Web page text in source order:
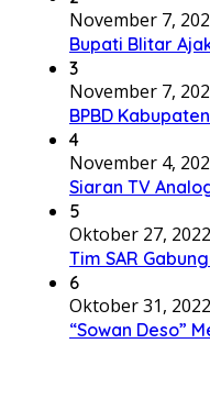
November 7,
Bupati Blitar
3
November 7,
BPBD
4
November 4,
Siaran TV
5
Oktober 27, 2022
Tim SAR
6
Oktober 31, 2022
“Sowan Deso”